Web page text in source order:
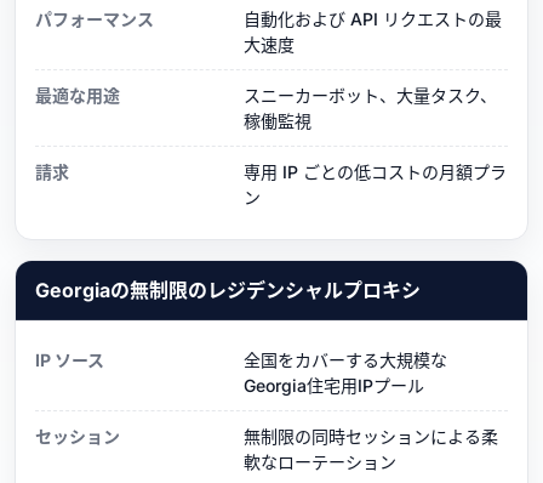
パフォーマンス
自動化および API リクエストの最
大速度
最適な用途
スニーカーボット、大量タスク、
稼働監視
請求
専用 IP ごとの低コストの月額プラ
ン
Georgiaの無制限のレジデンシャルプロキシ
IP ソース
全国をカバーする大規模な
Georgia住宅用IPプール
セッション
無制限の同時セッションによる柔
軟なローテーション